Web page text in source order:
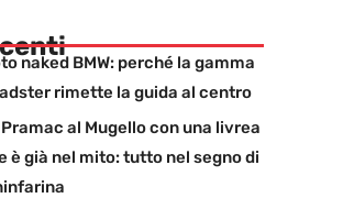
naked BMW: perché la gamma
rimette la guida al centro
al Mugello con una livrea
è già nel mito: tutto nel segno di